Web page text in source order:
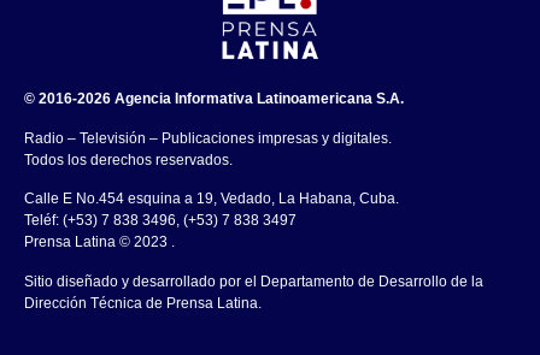
© 2016-2026 Agencia Informativa Latinoamericana S.A.
Radio – Televisión – Publicaciones impresas y digitales.
Todos los derechos reservados.
Calle E No.454 esquina a 19, Vedado, La Habana, Cuba.
Teléf: (+53) 7 838 3496, (+53) 7 838 3497
Prensa Latina © 2023 .
Sitio diseñado y desarrollado por el Departamento de Desarrollo de la
Dirección Técnica de Prensa Latina.